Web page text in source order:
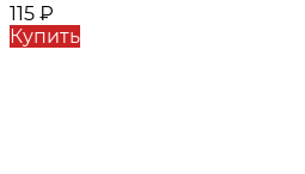
115 ₽
Купить